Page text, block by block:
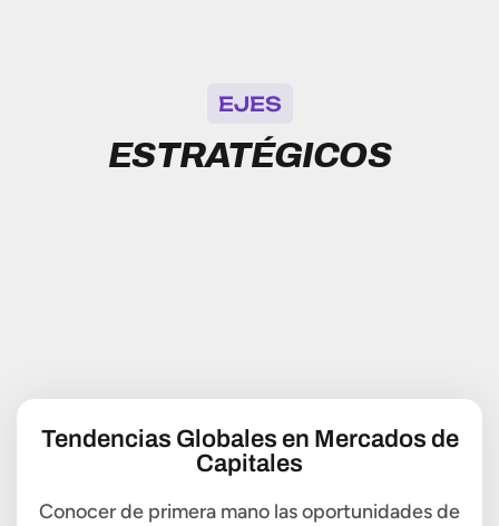
EJES
ESTRATÉGICOS
Tendencias Globales en Mercados de
Capitales
Conocer de primera mano las oportunidades de